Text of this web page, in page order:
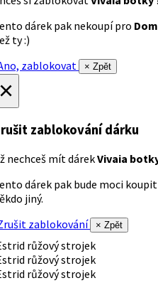
dárek pak nekoupí pro
ty :)
zablokovat
× Zpět
zablokování dárku
nechceš mít dárekVivaia
dárek pak bude moci
jiný.
zablokování
× Zpět